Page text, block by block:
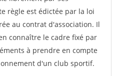
règle est édictée par la loi
au contrat d'association. Il
connaître le cadre fixé par
à prendre en compte
d'un club sportif.